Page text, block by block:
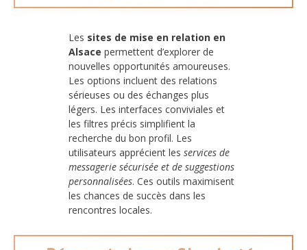
Les sites de mise en relation en
Alsace permettent d’explorer de
nouvelles opportunités amoureuses.
Les options incluent des relations
sérieuses ou des échanges plus
légers. Les interfaces conviviales et
les filtres précis simplifient la
recherche du bon profil. Les
utilisateurs apprécient les services de
messagerie sécurisée et de suggestions
personnalisées. Ces outils maximisent
les chances de succès dans les
rencontres locales.